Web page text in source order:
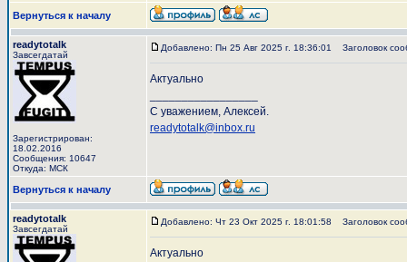
Вернуться к началу
readytotalk
Завсегдатай
Зарегистрирован:
18.02.2016
Сообщения: 10647
Откуда: МСК
Добавлено: Пн 25 Авг 2025 г. 18:36:01 Заголовок
Актуально
С уважением, Алексей.
readytotalk@inbox.ru
Вернуться к началу
readytotalk
Завсегдатай
Добавлено: Чт 23 Окт 2025 г. 18:01:58 Заголовок
Актуально